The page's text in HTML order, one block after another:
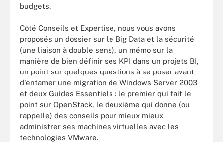
budgets.
Côté Conseils et Expertise, nous vous avons
proposés un dossier sur le Big Data et la sécurité
(une liaison à double sens), un mémo sur la
manière de bien définir ses KPI dans un projets BI,
un point sur quelques questions à se poser avant
d'entamer une migration de Windows Server 2003
et deux Guides Essentiels : le premier qui fait le
point sur OpenStack, le deuxième qui donne (ou
rappelle) des conseils pour mieux mieux
administrer ses machines virtuelles avec les
technologies VMware.